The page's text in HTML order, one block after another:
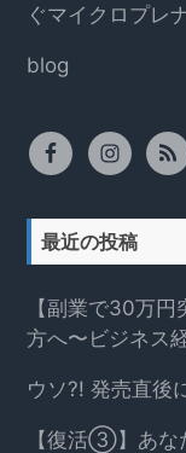
ぐマイクロプレ
blog
最近の投稿
【副業で30万
方へ〜ビジネス
ウソ?! 発売直後
【復活③】あな